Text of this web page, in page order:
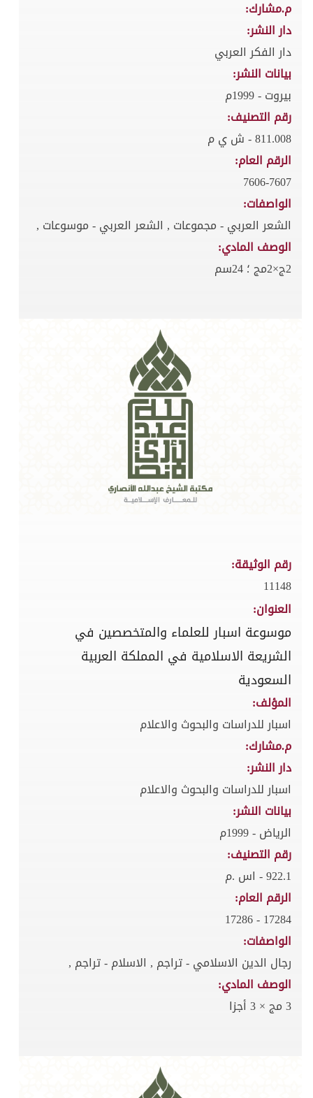
م.مشارك:
دار النشر:
دار الفكر العربي
بيانات النشر:
بيروت - 1999م
رقم التصنيف:
811.008 - ش ي م
الرقم العام:
7606-7607
الواصفات:
الشعر العربي - مجموعات , الشعر العربي - موسوعات ,
الوصف المادي:
2ج×2مج ؛ 24سم
رقم الوثيقة:
11148
العنوان:
موسوعة اسبار للعلماء والمتخصصين في
الشريعة الاسلامية في المملكة العربية
السعودية
المؤلف:
اسبار للدراسات والبحوث والاعلام
م.مشارك:
دار النشر:
اسبار للدراسات والبحوث والاعلام
بيانات النشر:
الرياض - 1999م
رقم التصنيف:
922.1 - اس .م
الرقم العام:
17284 - 17286
الواصفات:
رجال الدين الاسلامي - تراجم , الاسلام - تراجم ,
الوصف المادي:
3 مج × 3 أجزا